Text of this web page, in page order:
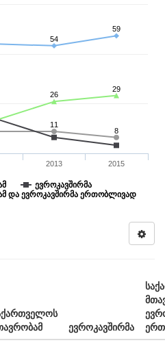
11
8
54
59
26
29
ევროკავშირმა
და ევროკავშირმა ერთობლივად
2013 2015
ევროკავშირმა